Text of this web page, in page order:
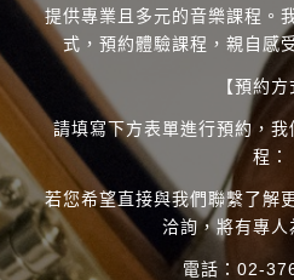
提供專業且多元的音樂課程。
式，預約體驗課程，親自感
【預約方
請填寫下方表單進行預約，
程：
若您希望直接與我們聯繫了解
洽詢，將有專人
電話：02-